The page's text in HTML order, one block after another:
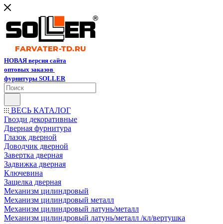
НОВАЯ версия сайта
оптовых заказов
фурнитуры SOLLER
ВЕСЬ КАТАЛОГ
Гвозди декоративные
Дверная фурнитура
Глазок дверной
Доводчик дверной
Завертка дверная
Задвижка дверная
Ключевина
Защелка дверная
Механизм цилиндровый
Механизм цилиндровый металл
Механизм цилиндровый латунь/металл
Механизм цилиндровый латунь/металл /кл/вертушка